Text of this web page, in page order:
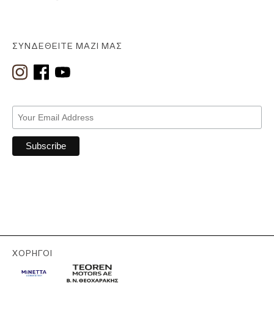
ΣΥΝΔΕΘΕΊΤΕ ΜΑΖΊ ΜΑΣ
ΧΟΡΗΓΟΊ